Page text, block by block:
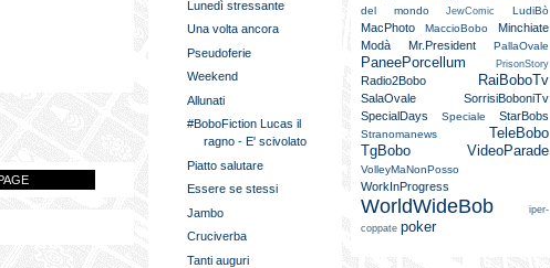
Lunedì stressante
Una volta ancora
Pseudoferie
Weekend
Allunati
#BoboFiction Lucas il
ragno - E' scivolato
Piatto salutare
Essere se stessi
Jambo
Cruciverba
Tanti auguri
del mondo
JewComic LudiBò
MacPhoto MaccioBobo
Minchiate
Modà
Mr.President PallaOvale
PaneePorcellum PrisonStory
Radio2Bobo RaiBoboTv
SalaOvale
SorrisiBoboniTv
SpecialDays
Speciale StarBobs
Stranomanews
TeleBobo
TgBobo
VideoParade
VolleyMaNonPosso
WorkInProgress
WorldWideBob
iper-
coppate poker